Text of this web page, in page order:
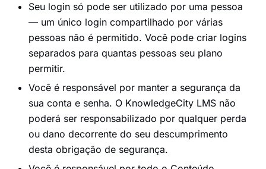
Seu login só pode ser utilizado por uma pessoa
— um único login compartilhado por várias
pessoas não é permitido. Você pode criar logins
separados para quantas pessoas seu plano
permitir.
Você é responsável por manter a segurança da
sua conta e senha. O KnowledgeCity LMS não
poderá ser responsabilizado por qualquer perda
ou dano decorrente do seu descumprimento
desta obrigação de segurança.